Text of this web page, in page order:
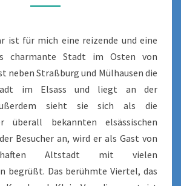
ist für mich eine reizende und eine
charmante Stadt im Osten von
neben Straßburg und Mülhausen die
im Elsass und liegt an der
sieht sie sich als die
überall bekannten elsässischen
Besucher an, wird er als Gast von
Altstadt mit vielen
begrüßt. Das berühmte Viertel, das